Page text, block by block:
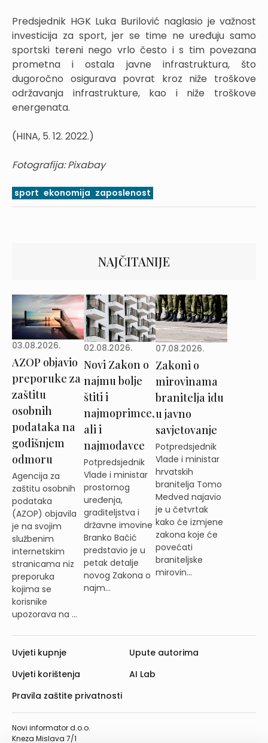
Predsjednik HGK Luka Burilović naglasio je važnost
investicija za sport, jer se time ne uređuju samo
sportski tereni nego vrlo često i s tim povezana
prometna i ostala javne infrastruktura, što
dugoročno osigurava povrat kroz niže troškove
održavanja infrastrukture, kao i niže troškove
energenata.
(HINA, 5. 12. 2022.)
Fotografija: Pixabay
sport ekonomija zaposlenost
NAJČITANIJE
03.08.2026.
AZOP objavio
preporuke za
zaštitu
osobnih
podataka na
godišnjem
odmoru
Agencija za
zaštitu osobnih
podataka
(AZOP) objavila
je na svojim
službenim
internetskim
stranicama niz
preporuka
kojima se
korisnike
upozorava na ...
02.08.2026.
Novi Zakon o
najmu bolje
štiti i
najmoprimce,
ali i
najmodavce
Potpredsjednik
Vlade i ministar
prostornog
uređenja,
graditeljstva i
državne imovine
Branko Bačić
predstavio je u
petak detalje
novog Zakona o
najm...
07.08.2026.
Zakoni o
mirovinama
branitelja idu
u javno
savjetovanje
Potpredsjednik
Vlade i ministar
hrvatskih
branitelja Tomo
Medved najavio
je u četvrtak
kako će izmjene
zakona koje će
povećati
braniteljske
mirovin...
Novi informator d.o.o.
Kneza Mislava 7/1
Uvjeti kupnje
Uvjeti korištenja
Pravila zaštite privatnosti
Upute autorima
AI Lab